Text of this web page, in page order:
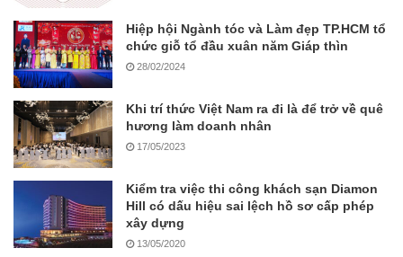
Hiệp hội Ngành tóc và Làm đẹp TP.HCM tổ
chức giỗ tổ đầu xuân năm Giáp thìn
28/02/2024
Khi trí thức Việt Nam ra đi là để trở về quê
hương làm doanh nhân
17/05/2023
Kiểm tra việc thi công khách sạn Diamon
Hill có dấu hiệu sai lệch hồ sơ cấp phép
xây dựng
13/05/2020